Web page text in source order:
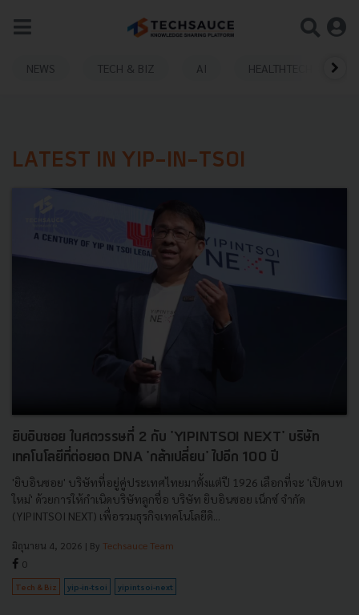
NEWS TECH & BIZ AI HEALTHTECH
LATEST IN YIP-IN-TSOI
ยิบอินซอย ในศตวรรษที่ 2 กับ 'YIPINTSOI NEXT' บริษัท
เทคโนโลยีที่ต่อยอด DNA 'กล้าเปลี่ยน' ไปอีก 100 ปี
'ยิบอินซอย' บริษัทที่อยู่คู่ประเทศไทยมาตั้งแต่ปี 1926 เลือกที่จะ 'เปิดบท
ใหม่' ด้วยการให้กำเนิดบริษัทลูกชื่อ บริษัท ยิบอินซอย เน็กซ์ จำกัด
(YIPINTSOI NEXT) เพื่อรวมธุรกิจเทคโนโลยีดิ...
มิถุนายน 4, 2026 | By Techsauce Team
0
Tech & Biz yip-in-tsoi yipintsoi-next